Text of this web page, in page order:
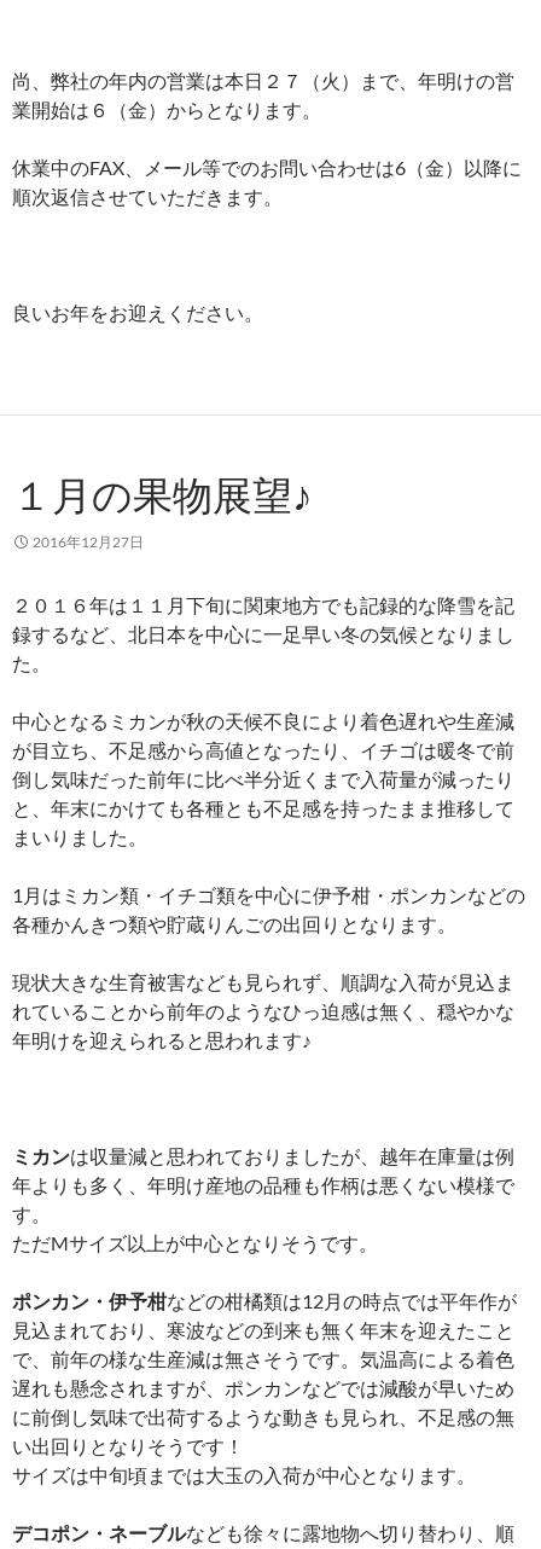
尚、弊社の年内の営業は本日２７（火）まで、年明けの営
業開始は６（金）からとなります。
休業中のFAX、メール等でのお問い合わせは6（金）以降に
順次返信させていただきます。
良いお年をお迎えください。
１月の果物展望♪
2016年12月27日
２０１６年は１１月下旬に関東地方でも記録的な降雪を記
録するなど、北日本を中心に一足早い冬の気候となりまし
た。
中心となるミカンが秋の天候不良により着色遅れや生産減
が目立ち、不足感から高値となったり、イチゴは暖冬で前
倒し気味だった前年に比べ半分近くまで入荷量が減ったり
と、年末にかけても各種とも不足感を持ったまま推移して
まいりました。
1月はミカン類・イチゴ類を中心に伊予柑・ポンカンなどの
各種かんきつ類や貯蔵りんごの出回りとなります。
現状大きな生育被害なども見られず、順調な入荷が見込ま
れていることから前年のようなひっ迫感は無く、穏やかな
年明けを迎えられると思われます♪
ミカンは収量減と思われておりましたが、越年在庫量は例
年よりも多く、年明け産地の品種も作柄は悪くない模様で
す。
ただMサイズ以上が中心となりそうです。
ポンカン・伊予柑などの柑橘類は12月の時点では平年作が
見込まれており、寒波などの到来も無く年末を迎えたこと
で、前年の様な生産減は無さそうです。気温高による着色
遅れも懸念されますが、ポンカンなどでは減酸が早いため
に前倒し気味で出荷するような動きも見られ、不足感の無
い出回りとなりそうです！
サイズは中旬頃までは大玉の入荷が中心となります。
デコポン・ネーブルなども徐々に露地物へ切り替わり、順